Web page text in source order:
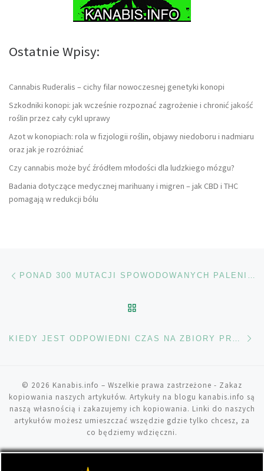
Ostatnie Wpisy:
Cannabis Ruderalis – cichy filar nowoczesnej genetyki konopi
Szkodniki konopi: jak wcześnie rozpoznać zagrożenie i chronić jakość
roślin przez cały cykl uprawy
Azot w konopiach: rola w fizjologii roślin, objawy niedoboru i nadmiaru
oraz jak je rozróżniać
Czy cannabis może być źródłem młodości dla ludzkiego mózgu?
Badania dotyczące medycznej marihuany i migren – jak CBD i THC
pomagają w redukcji bólu
Nawigacja wpisu
© 2026 Kanabis.info – Wszelkie prawa zastrzeżone - Zakaz
kopiowania naszych artykułów. Artykuły na blogu kanabis.info są
naszą własnością i zakazujemy ich kopiowania. Linki do naszych
artykułów możesz umieszczać wszędzie gdzie tylko chcesz, za
co będziemy wdzięczni.